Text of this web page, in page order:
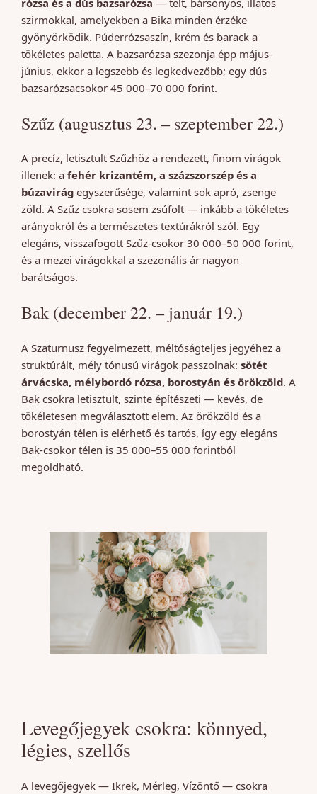
szirmokkal, amelyekben a Bika minden érzéke
gyönyörködik. Púderrózsaszín, krém és barack a
tökéletes paletta. A bazsarózsa szezonja épp május-
június, ekkor a legszebb és legkedvezőbb; egy dús
bazsarózsacsokor 45 000–70 000 forint.
Szűz (augusztus 23. – szeptember 22.)
A precíz, letisztult Szűzhöz a rendezett, finom virágok
illenek: a fehér krizantém, a százszorszép és a
búzavirág egyszerűsége, valamint sok apró, zsenge
zöld. A Szűz csokra sosem zsúfolt — inkább a tökéletes
arányokról és a természetes textúrákról szól. Egy
elegáns, visszafogott Szűz-csokor 30 000–50 000 forint,
és a mezei virágokkal a szezonális ár nagyon
barátságos.
Bak (december 22. – január 19.)
A Szaturnusz fegyelmezett, méltóságteljes jegyéhez a
struktúrált, mély tónusú virágok passzolnak: sötét
árvácska, mélybordó rózsa, borostyán és örökzöld. A
Bak csokra letisztult, szinte építészeti — kevés, de
tökéletesen megválasztott elem. Az örökzöld és a
borostyán télen is elérhető és tartós, így egy elegáns
Bak-csokor télen is 35 000–55 000 forintból
megoldható.
Levegőjegyek csokra: könnyed,
légies, szellős
A levegőjegyek — Ikrek, Mérleg, Vízöntő — csokra